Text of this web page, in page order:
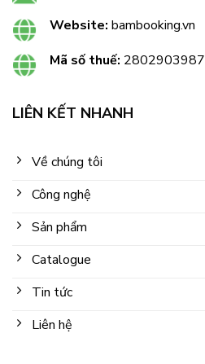
Website: bambooking.vn
Mã số thuế: 2802903987
LIÊN KẾT NHANH
Về chúng tôi
Công nghệ
Sản phẩm
Catalogue
Tin tức
Liên hệ